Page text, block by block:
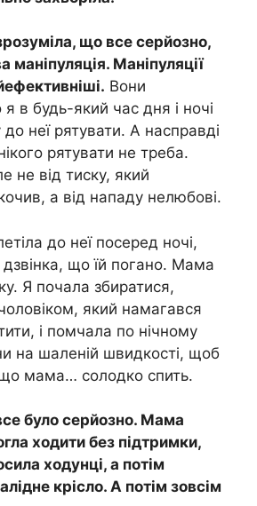
що все серйозно,
маніпуляція. Маніпуляції
Вони
в будь-який час дня і ночі
до неї рятувати. А насправді
рятувати не треба.
не від тиску, який
а від нападу нелюбові.
до неї посеред ночі,
дзвінка, що їй погано. Мама
Я почала збиратися,
який намагався
і помчала по нічному
на шаленій швидкості, щоб
мама… солодко спить.
було серйозно. Мама
ходити без підтримки,
ходунці, а потім
крісло. А потім зовсім